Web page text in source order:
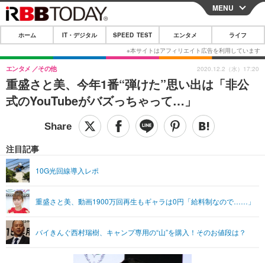
CLOSE
ホーム
IT・デジタル
IT・デジタルTOP スマートフォン
ショッピング その他
SPEED TEST
エンタメTOP 映画・ドラマ
グラビア ブログ
ショッピング その他
ライフTOP
リリース一覧
プッシュ通知の停止方法
MENU
ホーム IT・デジタル SPEED TEST エンタメ ライフ
重盛さと美、今年1番“弾けた”思い出は「非公
式のYouTubeがバズっちゃって…」
エンタメ その他
注目記事
10G光回線導入レポ
重盛さと美、動画1900万回再生もギャラは0円「給料制なので……」
バイきんぐ西村瑞樹、キャンプ専用の“山”を購入！そのお値段は？
2020.12.2（水）17:20